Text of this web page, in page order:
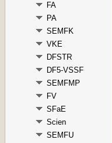
FA
PA
SEMFK
VKE
DFSTR
DF5-VSSF
SEMFMP
FV
SFaE
Scien
SEMFU